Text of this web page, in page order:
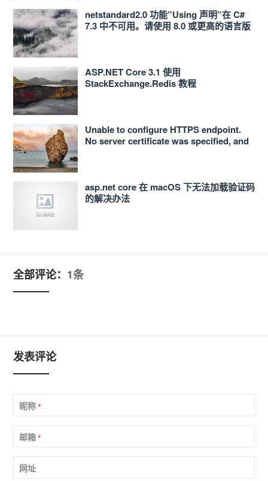
netstandard2.0 功能”Using 声明”在 C#
7.3 中不可用。请使用 8.0 或更高的语言版
ASP.NET Core 3.1 使用
StackExchange.Redis 教程
Unable to configure HTTPS endpoint.
No server certificate was specified, and
asp.net core 在 macOS 下无法加载验证码
的解决办法
全部评论： 1条
发表评论
昵称*
邮箱*
网址